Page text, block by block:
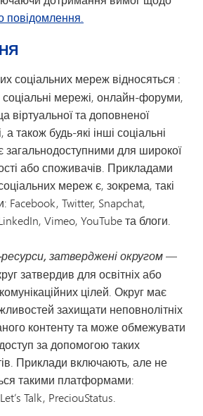
повідомлення.
соціальних мереж відносяться :
мережі, онлайн-форуми,
віртуальної та доповненої
а також будь-які інші соціальні
загальнодоступними для широкої
або споживачів. Прикладами
мереж є, зокрема, такі
Facebook, Twitter, Snapchat,
Vimeo, YouTube та блоги.
затверджені округом—
затвердив для освітніх або
цілей. Округ має
захищати неповнолітніх
контенту та може обмежувати
за допомогою таких
Приклади включають, але не
такими платформами:
Talk, PreciouStatus.